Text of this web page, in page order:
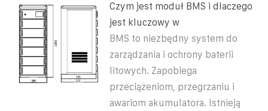
Czym jest moduł BMS i dlaczego
jest kluczowy w
BMS to niezbędny system do
zarządzania i ochrony baterii
litowych. Zapobiega
przeciążeniom, przegrzaniu i
awariom akumulatora. Istnieją